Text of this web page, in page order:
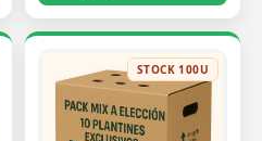
STOCK 100U